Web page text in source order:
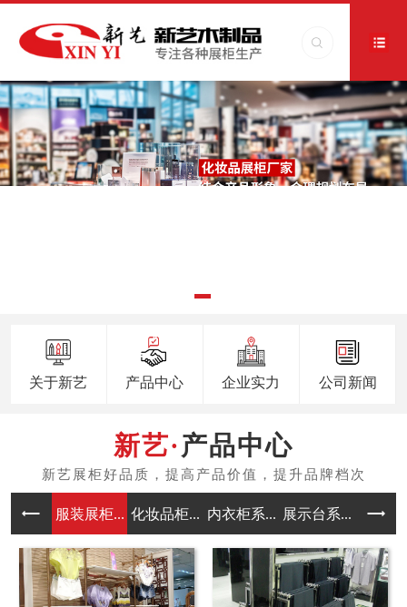
关于新艺 产品中心 企业实力 公司新闻
产品中心
服装展柜... 化妆品柜... 内衣柜系... 展示台系... 中岛